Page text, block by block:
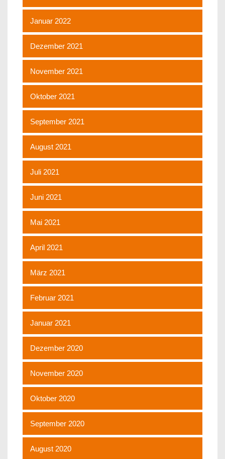
Januar 2022
Dezember 2021
November 2021
Oktober 2021
September 2021
August 2021
Juli 2021
Juni 2021
Mai 2021
April 2021
März 2021
Februar 2021
Januar 2021
Dezember 2020
November 2020
Oktober 2020
September 2020
August 2020